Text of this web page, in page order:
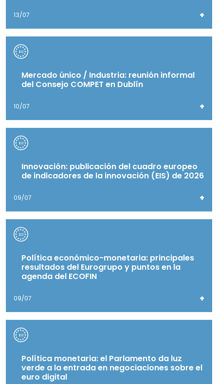
13/07 +
Mercado único / Industria: reunión informal
del Consejo COMPET en Dublín
10/07 +
Innovación: publicación del cuadro europeo
de indicadores de la innovación (EIS) de 2026
09/07 +
Política económico-monetaria: principales
resultados del Eurogrupo y puntos en la
agenda del ECOFIN
09/07 +
Política monetaria: el Parlamento da luz
verde a la entrada en negociaciones sobre el
euro digital